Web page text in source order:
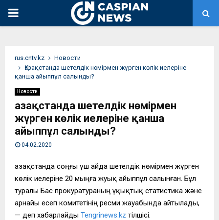
PRIMARY
rus.cntv.kz
Новости
Қазақстанда шетелдік нөмірмен жүрген көлік иелеріне
қанша айыппұл салынды?
Новости
Қазақстанда шетелдік нөмірмен
жүрген көлік иелеріне қанша
айыппұл салынды?
04.02.2020
Қазақстанда соңғы үш айда шетелдік нөмірмен жүрген
көлік иелеріне 20 мыңға жуық айыппұл салынған. Бұл
туралы Бас прокуратураның Құқықтық статистика және
арнайы есеп комитетінің ресми жауабында айтылады,
— деп хабарлайды Tengrinews.kz тілшісі.